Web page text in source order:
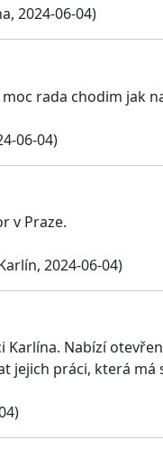
2024-06-04)
rada chodim jak
06-04)
v Praze.
2024-06-04)
Nabízí
jejich práci, která má